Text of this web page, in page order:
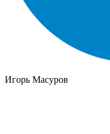
Игорь Масуров